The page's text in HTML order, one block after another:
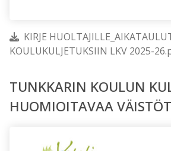
KIRJE
KOULUKULJETUKSIIN LKV 2025-
TUNKKARIN KOULUN
HUOMIOITAVAA